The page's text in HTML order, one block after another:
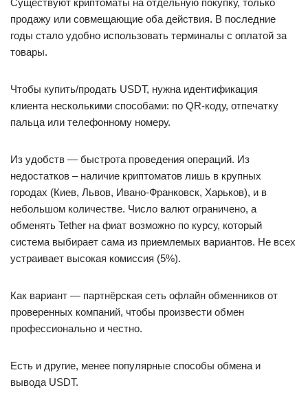
Существуют криптоматы на отдельную покупку, только
продажу или совмещающие оба действия. В последние
годы стало удобно использовать терминалы с оплатой за
товары.
Чтобы купить/продать USDT, нужна идентификация
клиента несколькими способами: по QR-коду, отпечатку
пальца или телефонному номеру.
Из удобств — быстрота проведения операций. Из
недостатков – наличие криптоматов лишь в крупных
городах (Киев, Львов, Ивано-Франковск, Харьков), и в
небольшом количестве. Число валют ограничено, а
обменять Tether на фиат возможно по курсу, который
система выбирает сама из приемлемых вариантов. Не всех
устраивает высокая комиссия (5%).
Как вариант — партнёрская сеть офлайн обменников от
проверенных компаний, чтобы произвести обмен
профессионально и честно.
Есть и другие, менее популярные способы обмена и
вывода USDT.